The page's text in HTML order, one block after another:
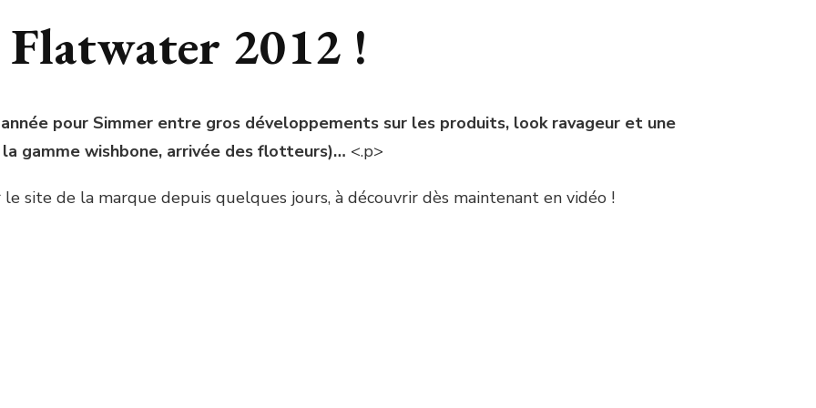
2012 !
pour Simmer entre gros développements sur les produits, look ravageur et une
gamme wishbone, arrivée des flotteurs)… <.p>
site de la marque depuis quelques jours, à découvrir dès maintenant en vidéo !